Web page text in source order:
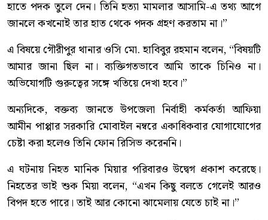
হাতে পদক তুলে দেন। তিনি হত্যা মামলার আসামি-এ তথ্য আগে
জানলে কখনোই তার হাত থেকে পদক গ্রহণ করতাম না।”
এ বিষয়ে গৌরীপুর থানার ওসি মো. হাবিবুর রহমান বলেন, “বিষয়টি
আমার জানা ছিল না। ব্যক্তিগতভাবে আমি তাকে চিনিও না।
অভিযোগটি গুরুত্বের সঙ্গে খতিয়ে দেখা হবে।”
অন্যদিকে, বক্তব্য জানতে উপজেলা নির্বাহী কর্মকর্তা আফিয়া
আমীন পাপ্পার সরকারি মোবাইল নম্বরে একাধিকবার যোগাযোগের
চেষ্টা করা হলেও তিনি ফোন রিসিভ করেননি।
এ ঘটনায় নিহত মানিক মিয়ার পরিবারও উদ্বেগ প্রকাশ করেছে।
নিহতের ভাই শুক মিয়া বলেন, “এখন কিছু বলতে গেলেই আরও
বিপদ হতে পারে। তাই আর কোনো ঝামেলায় যেতে চাই না।”